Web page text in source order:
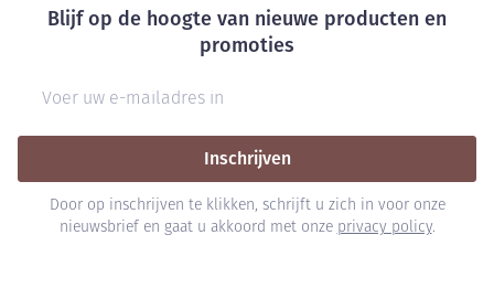
Blijf op de hoogte van nieuwe producten en
promoties
Inschrijven
Door op inschrijven te klikken, schrijft u zich in voor onze
nieuwsbrief en gaat u akkoord met onze privacy policy.